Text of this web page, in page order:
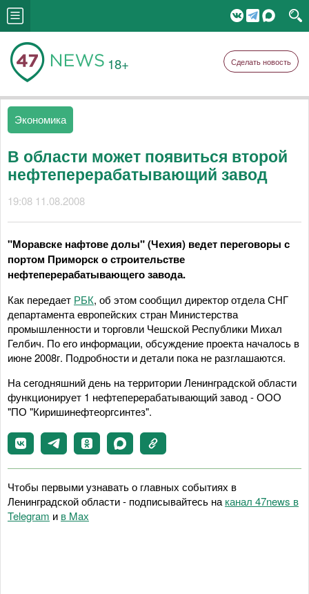
18+ Сделать новость
Экономика
В области может появиться второй
нефтеперерабатывающий завод
19:08 11.08.2008
"Моравске нафтове долы" (Чехия) ведет переговоры с
портом Приморск о строительстве
нефтеперерабатывающего завода.
Как передает РБК, об этом сообщил директор отдела СНГ
департамента европейских стран Министерства
промышленности и торговли Чешской Республики Михал
Гелбич. По его информации, обсуждение проекта началось в
июне 2008г. Подробности и детали пока не разглашаются.
На сегодняшний день на территории Ленинградской области
функционирует 1 нефтеперерабатывающий завод - ООО
"ПО "Киришинефтеоргсинтез".
Чтобы первыми узнавать о главных событиях в
Ленинградской области - подписывайтесь на канал 47news в
Telegram и в Maх